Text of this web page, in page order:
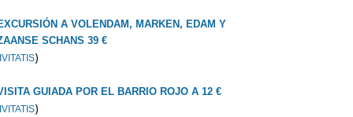
A VOLENDAM, MARKEN, EDAM Y
SCHANS 39 €
)
GUIADA POR EL BARRIO ROJO A 12 €
)